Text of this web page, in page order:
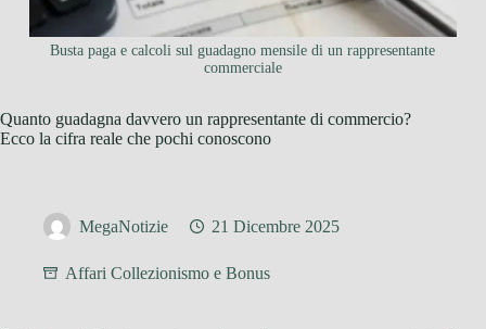
Busta paga e calcoli sul guadagno mensile di un rappresentante
commerciale
Quanto guadagna davvero un rappresentante di commercio?
Ecco la cifra reale che pochi conoscono
MegaNotizie 21 Dicembre 2025
Affari Collezionismo e Bonus